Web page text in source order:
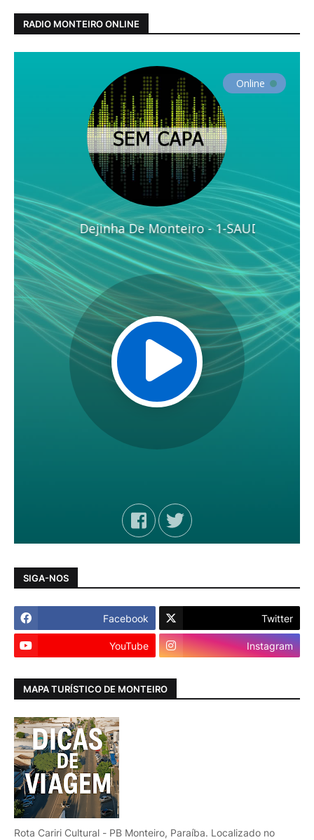
RADIO MONTEIRO ONLINE
SIGA-NOS
Facebook Twitter
YouTube Instagram
MAPA TURÍSTICO DE MONTEIRO
Rota Cariri Cultural - PB Monteiro, Paraíba. Localizado no